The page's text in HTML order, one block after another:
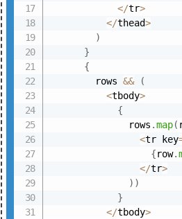
</tr>
</thead>
)
}
{
        rows
&&
(
<tbody>
{
              rows
.map(
<tr key
{row.
</tr>
) )
}
</tbody>